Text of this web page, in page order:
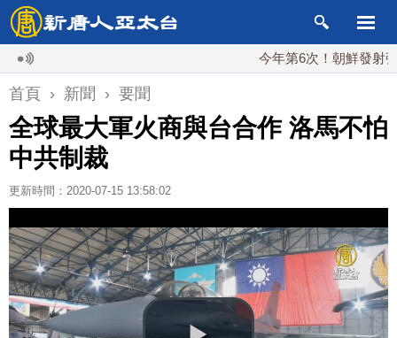
今年第6次！朝鮮發射彈道導
首頁 › 新聞 › 要聞
全球最大軍火商與台合作 洛馬不怕
中共制裁
更新時間：2020-07-15 13:58:02